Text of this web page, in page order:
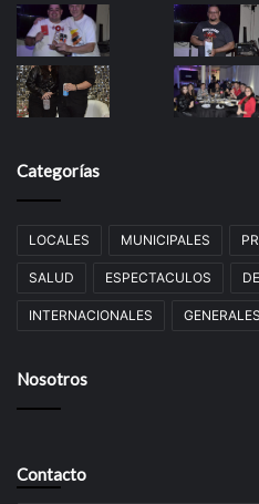
Categorías
LOCALES MUNICIPALES
SALUD ESPECTACULOS
INTERNACIONALES GENERALES
Nosotros
Contacto